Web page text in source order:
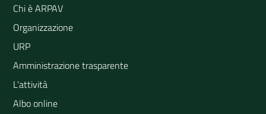
Chi è ARPAV
Organizzazione
URP
Amministrazione trasparente
L'attività
Albo online